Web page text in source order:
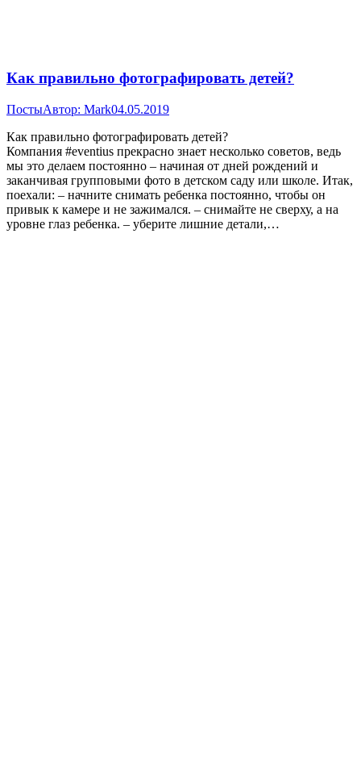
Как правильно фотографировать детей?
ПостыАвтор: Mark04.05.2019
Как правильно фотографировать детей?
Компания #eventius прекрасно знает несколько советов, ведь
мы это делаем постоянно – начиная от дней рождений и
заканчивая групповыми фото в детском саду или школе. Итак,
поехали: – начните снимать ребенка постоянно, чтобы он
привык к камере и не зажимался. – снимайте не сверху, а на
уровне глаз ребенка. – уберите лишние детали,…